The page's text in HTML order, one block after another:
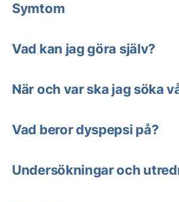
Symtom
Vad kan jag göra själv?
När och var ska jag söka
Vad beror dyspepsi på?
Undersökningar och